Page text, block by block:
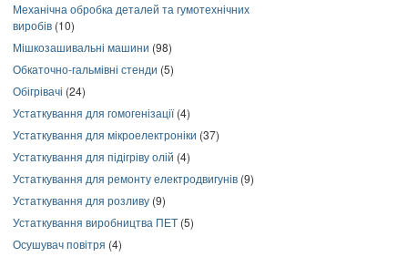
Механічна обробка деталей та гумотехнічних
виробів (10)
Мішкозашивальні машини (98)
Обкаточно-гальмівні стенди (5)
Обігрівачі (24)
Устаткування для гомогенізації(4)
Устаткування для мікроелектроніки (37)
Устаткування для підігріву олій (4)
Устаткування для ремонту електродвигунів (9)
Устаткування для розливу (9)
Устаткування виробництва ПЕТ (5)
Осушувач повітря (4)